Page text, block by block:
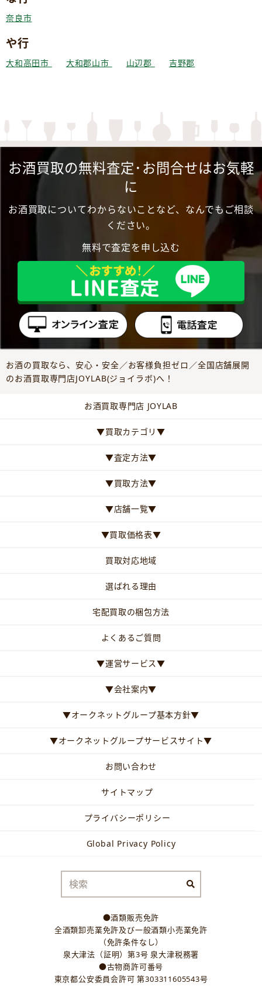
奈良市
や行
大和高田市 大和郡山市 山辺郡 吉野郡
お酒買取の無料査定･お問合せはお気軽
に
お酒買取についてわからないことなど、なんでもご相談
ください。
無料で査定を申し込む
お酒の買取なら、安心・安全／お客様負担ゼロ／全国店舗展開
のお酒買取専門店JOYLAB(ジョイラボ)へ！
お酒買取専門店 JOYLAB
▼買取カテゴリ▼
▼査定方法▼
▼買取方法▼
▼店舗一覧▼
▼買取価格表▼
買取対応地域
選ばれる理由
宅配買取の梱包方法
よくあるご質問
▼運営サービス▼
▼会社案内▼
▼オークネットグループ基本方針▼
▼オークネットグループサービスサイト▼
お問い合わせ
サイトマップ
プライバシーポリシー
Global Privacy Policy
●酒類販売免許
全酒類卸売業免許及び一般酒類小売業免許
（免許条件なし）
泉大津法（証明）第3号 泉大津税務署
●古物商許可番号
東京都公安委員会許可 第303311605543号